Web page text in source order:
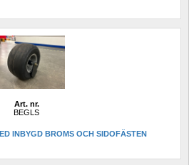
Art. nr.
BEGLS
INBYGD BROMS OCH SIDOFÄSTEN